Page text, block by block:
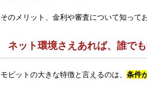
そのメリット、金利や審査について知って
ネット環境さえあれば、誰で
モビットの大きな特徴と言えるのは、 条件